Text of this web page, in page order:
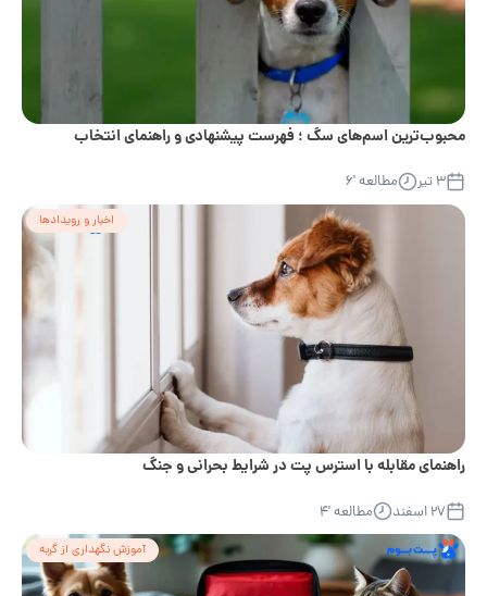
محبوب‌ترین اسم‌های سگ ؛ فهرست پیشنهادی و راهنمای انتخاب
۳ تیر مطالعه '۶
اخبار و رویدادها
راهنمای مقابله با استرس پت در شرایط بحرانی و جنگ
۲۷ اسفند مطالعه '۴
آموزش نگهداری از گربه